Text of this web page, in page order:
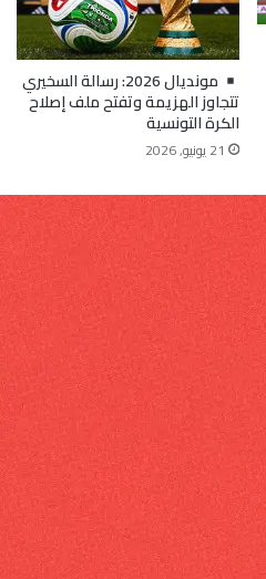
مونديال 2026: رسالة السخيري
تتجاوز الهزيمة وتفتح ملف إصلاح
الكرة التونسية
21 يونيو, 2026